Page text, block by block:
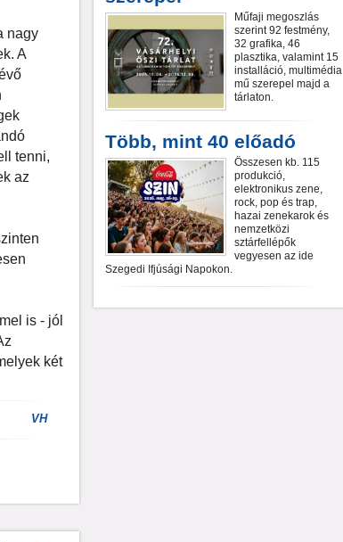
nagy
A
tenni,
az
is - jól
két
VH
Műfaji megoszlás
szerint 92 festmény,
32 grafika, 46
plasztika, valamint 15
installáció, multimédia
mű szerepel majd a
tárlaton.
Több, mint 40 előadó
Összesen kb. 115
produkció,
elektronikus zene,
rock, pop és trap,
hazai zenekarok és
nemzetközi
sztárfellépők
vegyesen az ide
Szegedi Ifjúsági Napokon.